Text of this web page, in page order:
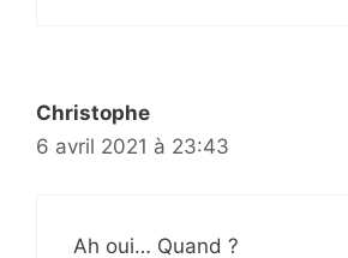
Christophe
6 avril 2021 à 23:43
Ah oui… Quand ?